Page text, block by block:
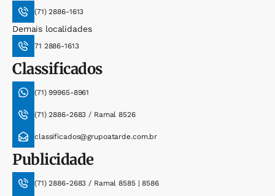
(71) 2886-1613
Demais localidades
71 2886-1613
Classificados
(71) 99965-8961
(71) 2886-2683 / Ramal 8526
classificados@grupoatarde.com.br
Publicidade
(71) 2886-2683 / Ramal 8585 | 8586